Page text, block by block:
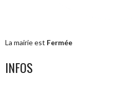
La mairie est Fermée
INFOS